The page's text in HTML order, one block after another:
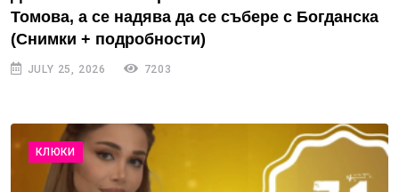
Томова, а се надява да се събере с Богданска
(Снимки + подробности)
JULY 25, 2026 7203
КЛЮКИ